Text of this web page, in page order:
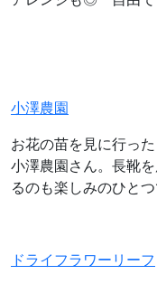
小澤農園
お花の苗を見に行っ
小澤農園さん。長靴
るのも楽しみのひとつ
ドライフラワーリーフ